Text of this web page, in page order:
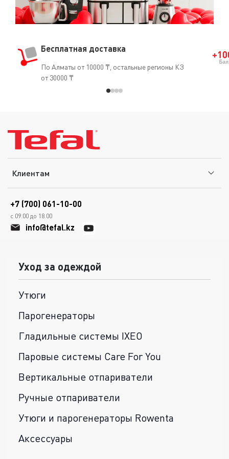
Бесплатная доставка
По Алматы от 10000 ₸, остальные регионы КЗ
от 30000 ₸
Клиентам
+7 (700) 061-10-00
с 09.00 до 18.00
info@tefal.kz
Уход за одеждой
Утюги
Парогенераторы
Гладильные системы IXEO
Паровые системы Care For You
Вертикальные отпариватели
Ручные отпариватели
Утюги и парогенераторы Rowenta
Аксессуары